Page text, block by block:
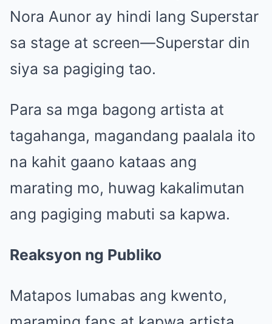
Nora Aunor ay hindi lang Superstar
sa stage at screen—Superstar din
siya sa pagiging tao.
Para sa mga bagong artista at
tagahanga, magandang paalala ito
na kahit gaano kataas ang
marating mo, huwag kakalimutan
ang pagiging mabuti sa kapwa.
Reaksyon ng Publiko
Matapos lumabas ang kwento,